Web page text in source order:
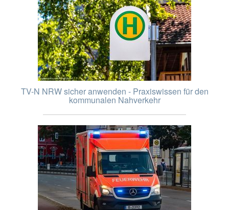
TV-N NRW sicher anwenden - Praxiswissen für den
kommunalen Nahverkehr